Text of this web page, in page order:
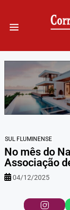
SUL FLUMINENSE
No mês do
Associação
04/12/2025